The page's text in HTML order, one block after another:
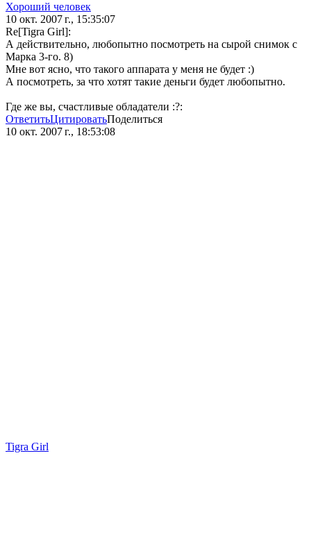
Хороший человек
10 окт. 2007 г., 15:35:07
Re[Tigra Girl]:
А действительно, любопытно посмотреть на сырой снимок с
Марка 3-го. 8)
Мне вот ясно, что такого аппарата у меня не будет :)
А посмотреть, за что хотят такие деньги будет любопытно.
Где же вы, счастливые обладатели :?:
ОтветитьЦитироватьПоделиться
10 окт. 2007 г., 18:53:08
Tigra Girl